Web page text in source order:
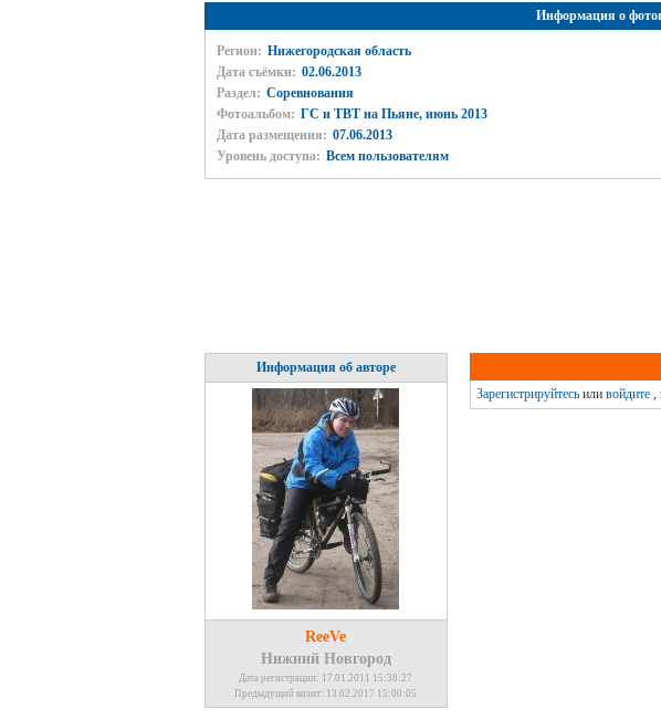
Информация о
Регион: Нижегородская область
Дата съёмки: 02.06.2013
Раздел: Соревнования
Фотоальбом: ГС и ТВТ на Пьяне, июнь 2013
Дата размещения: 07.06.2013
Уровень доступа: Всем пользователям
Информация об авторе
ReeVe
Нижний Новгород
Дата регистрации: 17.01.2011 15:38:27
Предыдущий визит: 13.02.2017 15:00:05
Зарегистрируйтесьили войдите,